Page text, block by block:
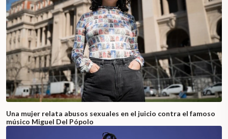
Una mujer relata abusos sexuales en el juicio contra el famoso
músico Miguel Del Pópolo